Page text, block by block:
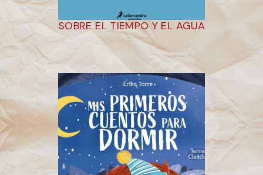
SOBRE EL TIEMPO Y EL AGUA